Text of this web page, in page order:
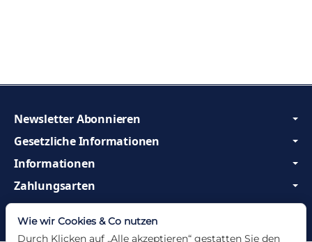
Gesetzliche Informationen
Informationen
Zahlungsarten
Wir sind Profis und beraten Sie gerne!
Newsletter Abonnieren
Wie wir Cookies & Co nutzen
Durch Klicken auf „Alle akzeptieren“ gestatten Sie den